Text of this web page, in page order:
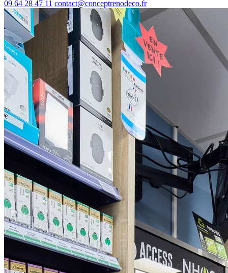
09 64 28 47 11 contact@conceptrenodeco.fr